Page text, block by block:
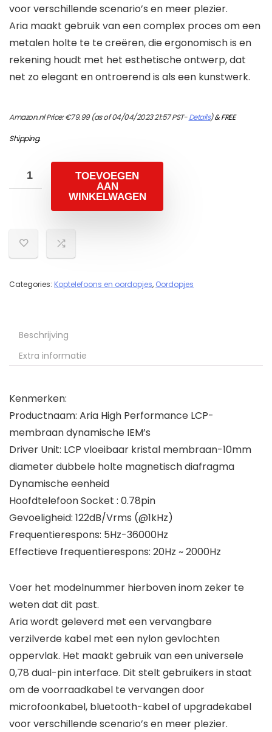
voor verschillende scenario’s en meer plezier.
Aria maakt gebruik van een complex proces om een
metalen holte te te creëren, die ergonomisch is en
rekening houdt met het esthetische ontwerp, dat
net zo elegant en ontroerend is als een kunstwerk.
Amazon.nl Price:€79.99(as of 04/04/2023 21:57 PST-Details)&FREE
Shipping.
TOEVOEGEN
AAN
WINKELWAGEN
Categories: Koptelefoons en oordopjes, Oordopjes
Beschrijving
Extra informatie
Kenmerken:
Productnaam: Aria High Performance LCP-
membraan dynamische IEM’s
Driver Unit: LCP vloeibaar kristal membraan-10mm
diameter dubbele holte magnetisch diafragma
Dynamische eenheid
Hoofdtelefoon Socket : 0.78pin
Gevoeligheid: 122dB/Vrms (@1kHz)
Frequentierespons: 5Hz-36000Hz
Effectieve frequentierespons: 20Hz ~ 2000Hz
Voer het modelnummer hierboven inom zeker te
weten dat dit past.
Aria wordt geleverd met een vervangbare
verzilverde kabel met een nylon gevlochten
oppervlak. Het maakt gebruik van een universele
0,78 dual-pin interface. Dit stelt gebruikers in staat
om de voorraadkabel te vervangen door
microfoonkabel, bluetooth-kabel of upgradekabel
voor verschillende scenario’s en meer plezier.